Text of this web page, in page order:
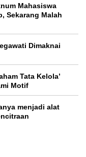
Mahasiswa
Sekarang Malah
Dimaknai
Tata Kelola’
Motif
menjadi alat